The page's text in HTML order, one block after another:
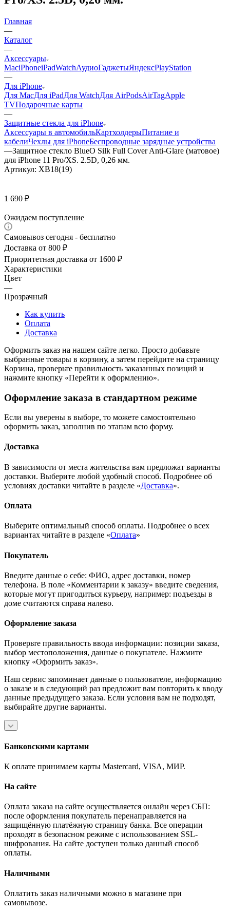
Главная
—
Каталог
—
Аксессуары
MaciPhoneiPadWatchАудиоГаджетыЯндексPlayStation
—
Для iPhone
Для MacДля iPadДля WatchДля AirPodsAirTagApple
TVПодарочные карты
—
Защитные стекла для iPhone
Аксессуары в автомобильКартхолдерыПитание и
кабелиЧехлы для iPhoneБеспроводные зарядные устройства
—Защитное стекло BlueO Silk Full Cover Anti-Glare (матовое)
для iPhone 11 Pro/XS. 2.5D, 0,26 мм.
Артикул: XB18(19)
1 690 ₽
Ожидаем поступление
Самовывоз сегодня - бесплатно
Доставка от 800 ₽
Приоритетная доставка от 1600 ₽
Характеристики
Цвет
—
Прозрачный
Как купить
Оплата
Доставка
Оформить заказ на нашем сайте легко. Просто добавьте
выбранные товары в корзину, а затем перейдите на страницу
Корзина, проверьте правильность заказанных позиций и
нажмите кнопку «Перейти к оформлению».
Оформление заказа в стандартном режиме
Если вы уверены в выборе, то можете самостоятельно
оформить заказ, заполнив по этапам всю форму.
Доставка
В зависимости от места жительства вам предложат варианты
доставки. Выберите любой удобный способ. Подробнее об
условиях доставки читайте в разделе «Доставка».
Оплата
Выберите оптимальный способ оплаты. Подробнее о всех
вариантах читайте в разделе «Оплата»
Покупатель
Введите данные о себе: ФИО, адрес доставки, номер
телефона. В поле «Комментарии к заказу» введите сведения,
которые могут пригодиться курьеру, например: подъезды в
доме считаются справа налево.
Оформление заказа
Проверьте правильность ввода информации: позиции заказа,
выбор местоположения, данные о покупателе. Нажмите
кнопку «Оформить заказ».
Наш сервис запоминает данные о пользователе, информацию
о заказе и в следующий раз предложит вам повторить к вводу
данные предыдущего заказа. Если условия вам не подходят,
выбирайте другие варианты.
Банковскими картами
К оплате принимаем карты Mastercard, VISA, МИР.
На сайте
Оплата заказа на сайте осуществляется онлайн через СБП:
после оформления покупатель перенаправляется на
защищённую платёжную страницу банка. Все операции
проходят в безопасном режиме с использованием SSL-
шифрования. На сайте доступен только данный способ
оплаты.
Наличными
Оплатить заказ наличными можно в магазине при
самовывозе.